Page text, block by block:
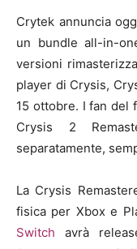
Crytek annuncia
un bundle all-in-
versioni
player di Crysis,
15 ottobre. I fan del
Crysis 2
separatamente,
La Crysis
fisica per Xbox e
Switch avrà